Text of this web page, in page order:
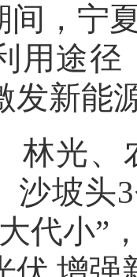
间，宁
用途径
发新能
林光、
沙坡头
代小”